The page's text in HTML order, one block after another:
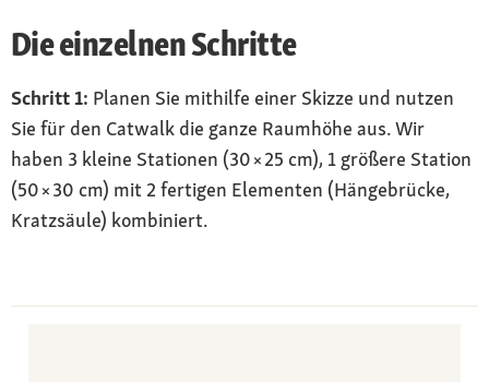
Die einzelnen Schritte
Schritt 1: Planen Sie mithilfe einer Skizze und nutzen
Sie für den Catwalk die ganze Raum­höhe aus. Wir
haben 3 kleine Stationen (30 × 25 cm), 1 größere Station
(50 × 30 cm) mit 2 fertigen Elementen (Hänge­brücke,
Kratzsäule) kombiniert.